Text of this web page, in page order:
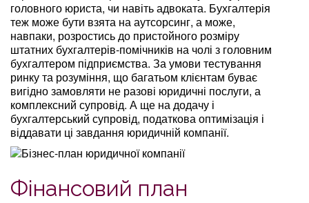
головного юриста, чи навіть адвоката. Бухгалтерія
теж може бути взята на аутсорсинг, а може,
навпаки, розростись до пристойного розміру
штатних бухгалтерів-помічників на чолі з головним
бухгалтером підприємства. За умови тестування
ринку та розуміння, що багатьом клієнтам буває
вигідно замовляти не разові юридичні послуги, а
комплексний супровід. А ще на додачу і
бухгалтерський супровід, податкова оптимізація і
віддавати ці завдання юридичній компанії.
Фінансовий план